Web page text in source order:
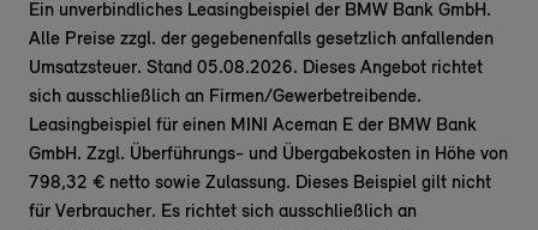
Ein unverbindliches Leasingbeispiel der BMW Bank GmbH.
Alle Preise zzgl. der gegebenenfalls gesetzlich anfallenden
Umsatzsteuer. Stand 05.08.2026. Dieses Angebot richtet
sich ausschließlich an Firmen/Gewerbetreibende.
Leasingbeispiel für einen MINI Aceman E der BMW Bank
GmbH. Zzgl. Überführungs- und Übergabekosten in Höhe von
798,32 € netto sowie Zulassung. Dieses Beispiel gilt nicht
für Verbraucher. Es richtet sich ausschließlich an